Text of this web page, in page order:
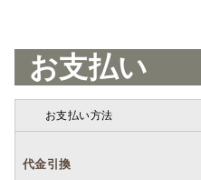
お支払い
お支払い方法
代金引換